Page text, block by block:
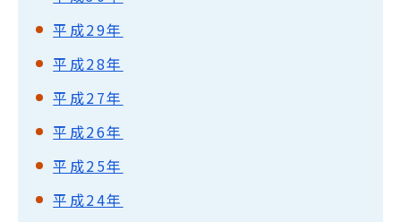
平成29年
平成28年
平成27年
平成26年
平成25年
平成24年